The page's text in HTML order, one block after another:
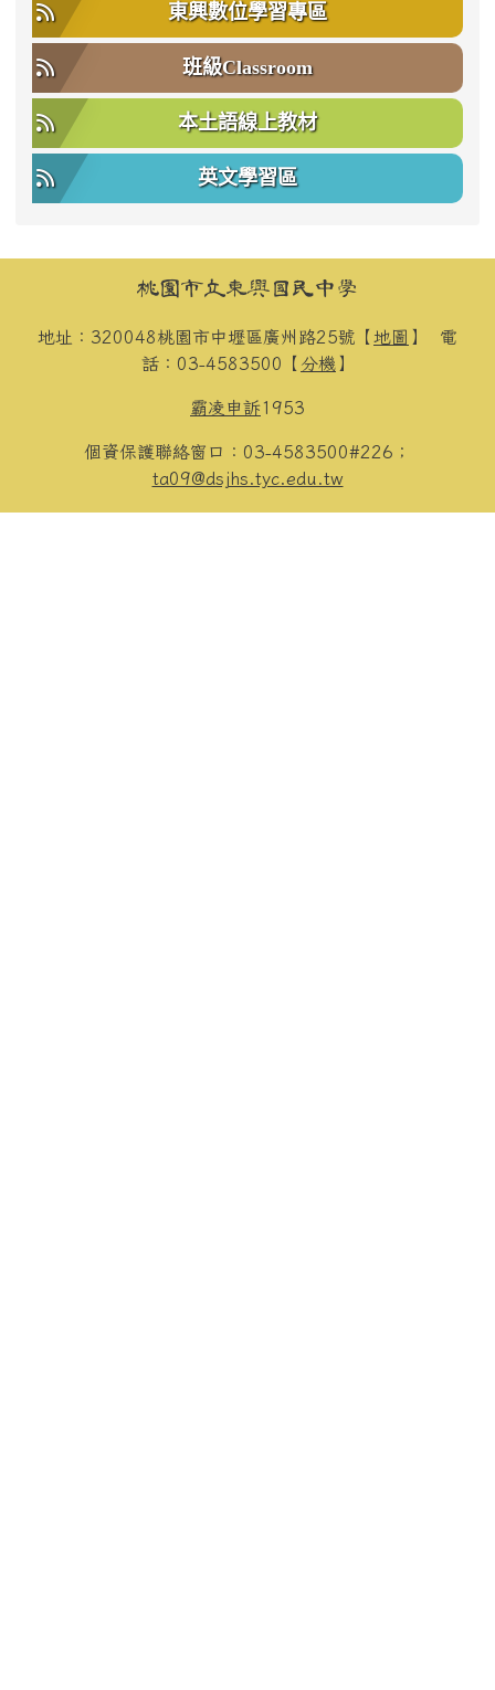
東興數位學習專區
班級Classroom
本土語線上教材
英文學習區
頁尾區域內容桃園市立東興國民中學
地址：320048桃園市中壢區廣州路25號【 地圖 】 電
話：03-4583500【 分機 】
霸凌申訴1953
個資保護聯絡窗口：03-4583500#226；
ta09@dsjhs.tyc.edu.tw